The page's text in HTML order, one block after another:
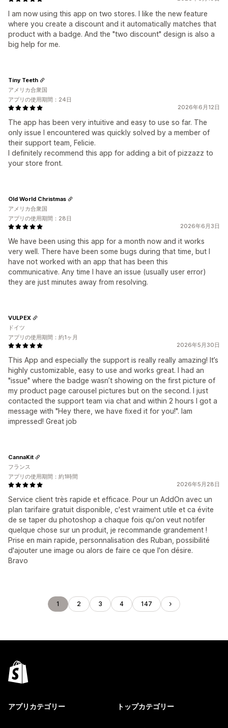
I am now using this app on two stores. I like the new feature
where you create a discount and it automatically matches that
product with a badge. And the "two discount" design is also a
big help for me.
2026年6月12日
The app has been very intuitive and easy to use so far. The
only issue I encountered was quickly solved by a member of
their support team, Felicie.
I definitely recommend this app for adding a bit of pizzazz to
your store front.
Tiny Teeth
アメリカ合衆国
アプリの使用期間：24日
2026年6月3日
We have been using this app for a month now and it works
very well. There have been some bugs during that time, but I
have not worked with an app that has been this
communicative. Any time I have an issue (usually user error)
they are just minutes away from resolving.
Old World Christmas
アメリカ合衆国
アプリの使用期間：28日
2026年5月30日
This App and especially the support is really really amazing! It’s
highly customizable, easy to use and works great. I had an
"issue" where the badge wasn’t showing on the first picture of
my product page carousel pictures but on the second. I just
contacted the support team via chat and within 2 hours I got a
message with "Hey there, we have fixed it for you!". Iam
impressed! Great job
VULPEX
ドイツ
アプリの使用期間：約1ヶ月
2026年5月28日
Service client très rapide et efficace. Pour un AddOn avec un
plan tarifaire gratuit disponible, c'est vraiment utile et ca évite
de se taper du photoshop a chaque fois qu'on veut notifer
quelque chose sur un produit, je recommande grandement !
Prise en main rapide, personnalisation des Ruban, possibilité
d'ajouter une image ou alors de faire ce que l'on désire.
Bravo
CannaKit
フランス
アプリの使用期間：約1時間
1 2 3 4 147
アプリカテゴリー トップカテゴリー